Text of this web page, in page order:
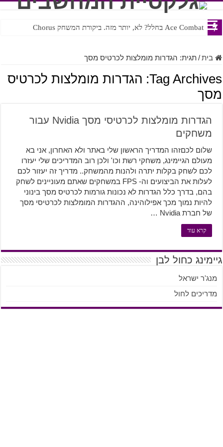
Ace Combat בחלל? לא, יותר מזה. ביקורת המשחק Chorus
Steven Universe והשירים שתורגמו בצורה נוראית לעברית
בית/תגית: הגדרות מומלצות לכרטיס מסך
Tag Archives: הגדרות מומלצות לכרטיס
מסך
הגדרות מומלצות לכרטיסי מסך Nvidia עבור
משחקים
שלום לכםזהו המדריך הראשון שלי באתר ולא האחרון, אני בא
מעולם הגיימינג, משחקי רשת וכו' ולכן רוב המדריכים שלי יעזרו
לכם לשחק בקלות יתרה ולהנות מהמשחק.. מדריך זה יעזור לכם
לעלות את הביצועים וה- FPS במשחקים שאתם מעוניינים לשחק
בהם, בדרך כלל הגדרות לא נכונות גורמות לכרטיס מסך בינוני
להיות נמוך מכך אפילוהינה, ההגדרות המומלצות לכרטיסי מסך
של חברת Nvidia …
קרא עוד
גיימינג כחול לבן
מנג'ר ישראל
מדריכים לחול